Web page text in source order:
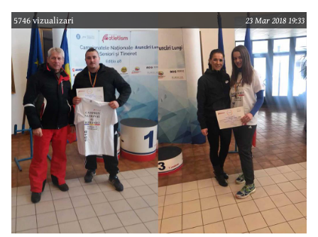
tineret, juniori I şi juniori II, astăzi a fost rândul juniorilor
III să intre în arenă. Iar Câmpina a fost din nou pe podium,
prin Teodor Enache (antrenor Mihaela Marin), în proba de
aruncarea suliţei.
5746 vizualizari 23 Mar 2018 19:33